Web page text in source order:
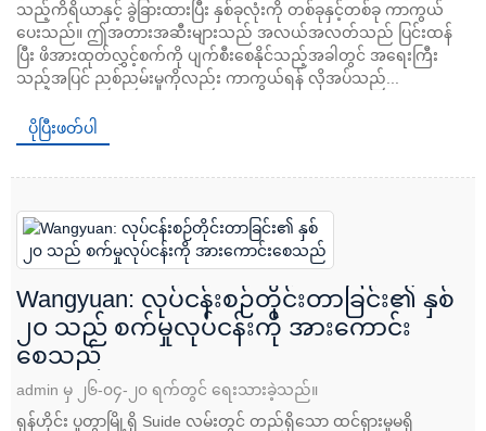
သည့်ကိရိယာနှင့် ခွဲခြားထားပြီး နှစ်ခုလုံးကို တစ်ခုနှင့်တစ်ခု ကာကွယ်
ပေးသည်။ ဤအတားအဆီးများသည် အလယ်အလတ်သည် ပြင်းထန်
ပြီး ဖိအားထုတ်လွှင့်စက်ကို ပျက်စီးစေနိုင်သည့်အခါတွင် အရေးကြီး
သည့်အပြင် ညစ်ညမ်းမှုကိုလည်း ကာကွယ်ရန် လိုအပ်သည်...
ပိုပြီးဖတ်ပါ
Wangyuan: လုပ်ငန်းစဉ်တိုင်းတာခြင်း၏ နှစ်
၂၀ သည် စက်မှုလုပ်ငန်းကို အားကောင်း
စေသည်
admin မှ ၂၆-၀၄-၂၀ ရက်တွင် ရေးသားခဲ့သည်။
ရှန်ဟိုင်း ပူတွာမြို့ရှိ Suide လမ်းတွင် တည်ရှိသော ထင်ရှားမှုမရှိ